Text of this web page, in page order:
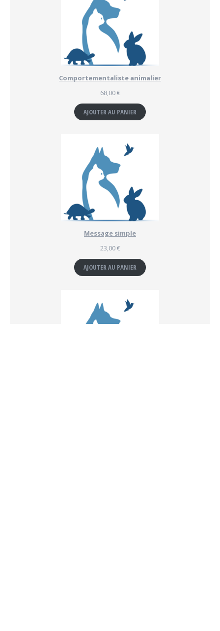
Comportementaliste animalier
68,00€
AJOUTER AU PANIER
Message simple
23,00€
AJOUTER AU PANIER